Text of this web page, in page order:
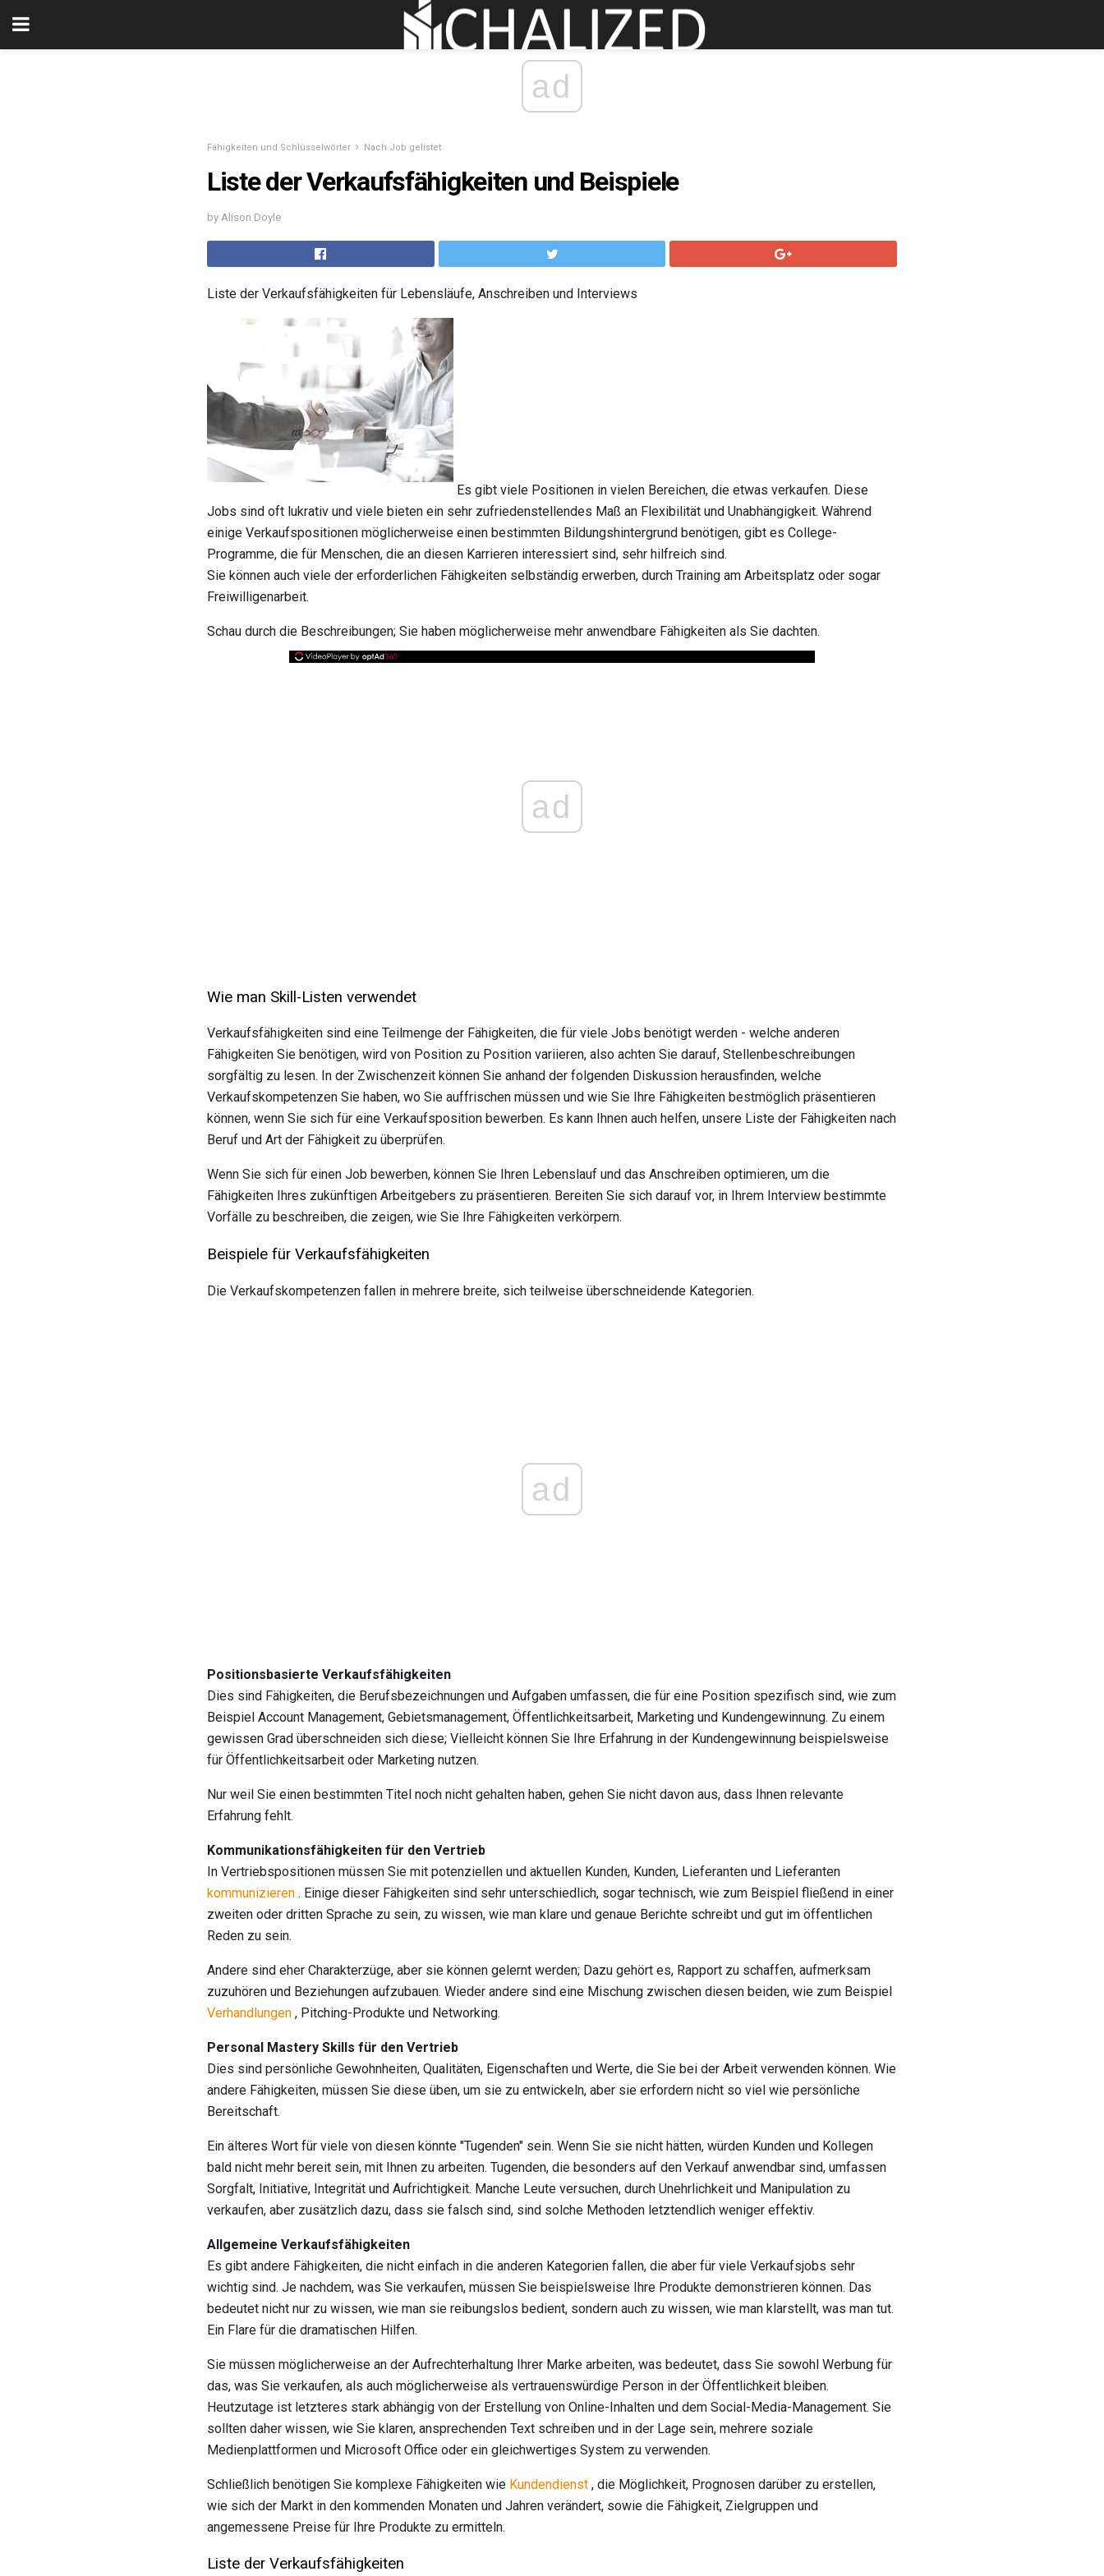
ad
Fähigkeiten und Schlüsselwörter Nach Job gelistet
Liste der Verkaufsfähigkeiten und Beispiele
by Alison Doyle
Liste der Verkaufsfähigkeiten für Lebensläufe, Anschreiben und Interviews
Es gibt viele Positionen in vielen Bereichen, die etwas verkaufen. Diese
Jobs sind oft lukrativ und viele bieten ein sehr zufriedenstellendes Maß an Flexibilität und Unabhängigkeit. Während
einige Verkaufspositionen möglicherweise einen bestimmten Bildungshintergrund benötigen, gibt es College-
Programme, die für Menschen, die an diesen Karrieren interessiert sind, sehr hilfreich sind.
Sie können auch viele der erforderlichen Fähigkeiten selbständig erwerben, durch Training am Arbeitsplatz oder sogar
Freiwilligenarbeit.
Schau durch die Beschreibungen; Sie haben möglicherweise mehr anwendbare Fähigkeiten als Sie dachten.
ad
Wie man Skill-Listen verwendet
Verkaufsfähigkeiten sind eine Teilmenge der Fähigkeiten, die für viele Jobs benötigt werden - welche anderen
Fähigkeiten Sie benötigen, wird von Position zu Position variieren, also achten Sie darauf, Stellenbeschreibungen
sorgfältig zu lesen. In der Zwischenzeit können Sie anhand der folgenden Diskussion herausfinden, welche
Verkaufskompetenzen Sie haben, wo Sie auffrischen müssen und wie Sie Ihre Fähigkeiten bestmöglich präsentieren
können, wenn Sie sich für eine Verkaufsposition bewerben. Es kann Ihnen auch helfen, unsere Liste der Fähigkeiten nach
Beruf und Art der Fähigkeit zu überprüfen.
Wenn Sie sich für einen Job bewerben, können Sie Ihren Lebenslauf und das Anschreiben optimieren, um die
Fähigkeiten Ihres zukünftigen Arbeitgebers zu präsentieren. Bereiten Sie sich darauf vor, in Ihrem Interview bestimmte
Vorfälle zu beschreiben, die zeigen, wie Sie Ihre Fähigkeiten verkörpern.
Beispiele für Verkaufsfähigkeiten
Die Verkaufskompetenzen fallen in mehrere breite, sich teilweise überschneidende Kategorien.
ad
Positionsbasierte Verkaufsfähigkeiten
Dies sind Fähigkeiten, die Berufsbezeichnungen und Aufgaben umfassen, die für eine Position spezifisch sind, wie zum
Beispiel Account Management, Gebietsmanagement, Öffentlichkeitsarbeit, Marketing und Kundengewinnung. Zu einem
gewissen Grad überschneiden sich diese; Vielleicht können Sie Ihre Erfahrung in der Kundengewinnung beispielsweise
für Öffentlichkeitsarbeit oder Marketing nutzen.
Nur weil Sie einen bestimmten Titel noch nicht gehalten haben, gehen Sie nicht davon aus, dass Ihnen relevante
Erfahrung fehlt.
Kommunikationsfähigkeiten für den Vertrieb
In Vertriebspositionen müssen Sie mit potenziellen und aktuellen Kunden, Kunden, Lieferanten und Lieferanten
kommunizieren . Einige dieser Fähigkeiten sind sehr unterschiedlich, sogar technisch, wie zum Beispiel fließend in einer
zweiten oder dritten Sprache zu sein, zu wissen, wie man klare und genaue Berichte schreibt und gut im öffentlichen
Reden zu sein.
Andere sind eher Charakterzüge, aber sie können gelernt werden; Dazu gehört es, Rapport zu schaffen, aufmerksam
zuzuhören und Beziehungen aufzubauen. Wieder andere sind eine Mischung zwischen diesen beiden, wie zum Beispiel
Verhandlungen , Pitching-Produkte und Networking.
Personal Mastery Skills für den Vertrieb
Dies sind persönliche Gewohnheiten, Qualitäten, Eigenschaften und Werte, die Sie bei der Arbeit verwenden können. Wie
andere Fähigkeiten, müssen Sie diese üben, um sie zu entwickeln, aber sie erfordern nicht so viel wie persönliche
Bereitschaft.
Ein älteres Wort für viele von diesen könnte "Tugenden" sein. Wenn Sie sie nicht hätten, würden Kunden und Kollegen
bald nicht mehr bereit sein, mit Ihnen zu arbeiten. Tugenden, die besonders auf den Verkauf anwendbar sind, umfassen
Sorgfalt, Initiative, Integrität und Aufrichtigkeit. Manche Leute versuchen, durch Unehrlichkeit und Manipulation zu
verkaufen, aber zusätzlich dazu, dass sie falsch sind, sind solche Methoden letztendlich weniger effektiv.
Allgemeine Verkaufsfähigkeiten
Es gibt andere Fähigkeiten, die nicht einfach in die anderen Kategorien fallen, die aber für viele Verkaufsjobs sehr
wichtig sind. Je nachdem, was Sie verkaufen, müssen Sie beispielsweise Ihre Produkte demonstrieren können. Das
bedeutet nicht nur zu wissen, wie man sie reibungslos bedient, sondern auch zu wissen, wie man klarstellt, was man tut.
Ein Flare für die dramatischen Hilfen.
Sie müssen möglicherweise an der Aufrechterhaltung Ihrer Marke arbeiten, was bedeutet, dass Sie sowohl Werbung für
das, was Sie verkaufen, als auch möglicherweise als vertrauenswürdige Person in der Öffentlichkeit bleiben.
Heutzutage ist letzteres stark abhängig von der Erstellung von Online-Inhalten und dem Social-Media-Management. Sie
sollten daher wissen, wie Sie klaren, ansprechenden Text schreiben und in der Lage sein, mehrere soziale
Medienplattformen und Microsoft Office oder ein gleichwertiges System zu verwenden.
Schließlich benötigen Sie komplexe Fähigkeiten wie Kundendienst , die Möglichkeit, Prognosen darüber zu erstellen,
wie sich der Markt in den kommenden Monaten und Jahren verändert, sowie die Fähigkeit, Zielgruppen und
angemessene Preise für Ihre Produkte zu ermitteln.
Liste der Verkaufsfähigkeiten